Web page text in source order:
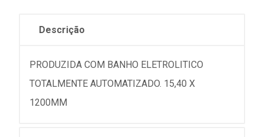
Descrição
PRODUZIDA COM BANHO ELETROLITICO
TOTALMENTE AUTOMATIZADO. 15,40 X
1200MM